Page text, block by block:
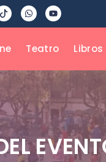
Teatro Libros